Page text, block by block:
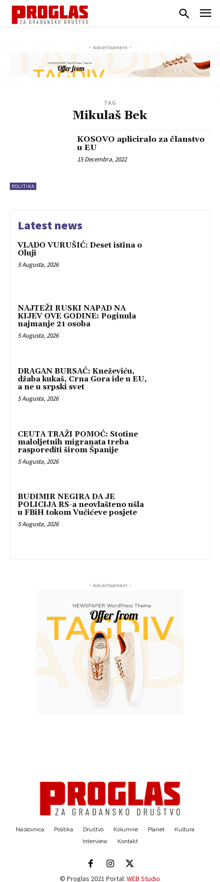
- Advertisement -
TAG
Mikulaš Bek
POLITIKA
KOSOVO apliciralo za članstvo
u EU
15 Decembra, 2022
Latest news
VLADO VURUŠIĆ: Deset istina o
Oluji
5 Augusta, 2026
NAJTEŽI RUSKI NAPAD NA
KIJEV OVE GODINE: Poginula
najmanje 21 osoba
5 Augusta, 2026
DRAGAN BURSAĆ: Kneževiću,
džaba kukaš, Crna Gora ide u EU,
a ne u srpski svet
5 Augusta, 2026
CEUTA TRAŽI POMOĆ: Stotine
maloljetnih migranata treba
rasporediti širom Španije
5 Augusta, 2026
BUDIMIR NEGIRA DA JE
POLICIJA RS-a neovlašteno ušla
u FBiH tokom Vučićeve posjete
5 Augusta, 2026
- Advertisement -
Naslovnica Politika Društvo Kolumne Planet
Kultura
Interview
Kontakt
© Proglas 2021 Portal: WEB Studio